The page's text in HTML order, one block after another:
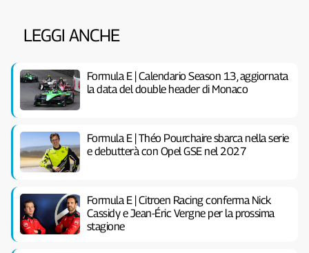
LEGGI ANCHE
Formula E | Calendario Season 13, aggiornata
la data del double header di Monaco
Formula E | Théo Pourchaire sbarca nella serie
e debutterà con Opel GSE nel 2027
Formula E | Citroen Racing conferma Nick
Cassidy e Jean-Éric Vergne per la prossima
stagione